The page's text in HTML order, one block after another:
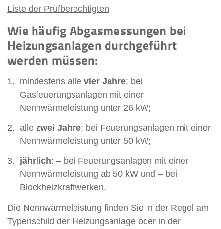
Liste der Prüfberechtigten
Wie häufig Abgasmessungen bei
Heizungsanlagen durchgeführt
werden müssen:
mindestens alle vier Jahre: bei
Gasfeuerungsanlagen mit einer
Nennwärmeleistung unter 26 kW;
alle zwei Jahre: bei Feuerungsanlagen mit einer
Nennwärmeleistung unter 50 kW;
jährlich: – bei Feuerungsanlagen mit einer
Nennwärmeleistung ab 50 kW und – bei
Blockheizkraftwerken.
Die Nennwärmeleistung finden Sie in der Regel am
Typenschild der Heizungsanlage oder in der